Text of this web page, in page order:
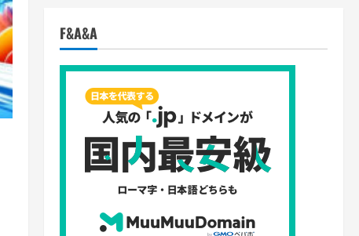
F&A&A